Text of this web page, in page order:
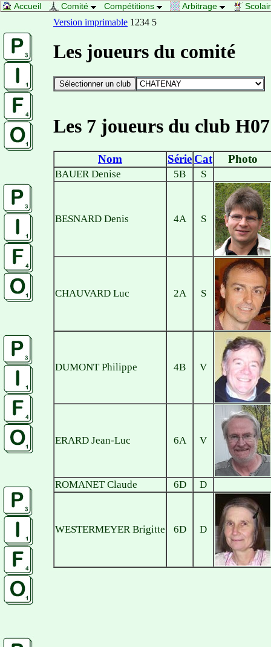
Accueil Comité Compétitions Arbitrage
Version imprimable 1234 5
Les joueurs du comité
Les 7 joueurs du club H07
Nom Série Cat Photo
BAUER Denise 5B S
BESNARD Denis 4A S
CHAUVARD Luc 2A S
DUMONT Philippe 4B V
ERARD Jean-Luc 6A V
ROMANET Claude 6D D
WESTERMEYER Brigitte 6D D